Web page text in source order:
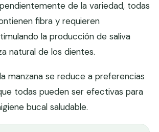
de la variedad, todas
fibra y requieren
la producción de saliva
natural de los dientes.
manzana se reduce a preferencias
todas pueden ser efectivas para
bucal saludable.